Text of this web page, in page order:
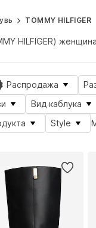
TOMMY HILFIGER
HILFIGER)
Распродажа
Вид каблука
Style